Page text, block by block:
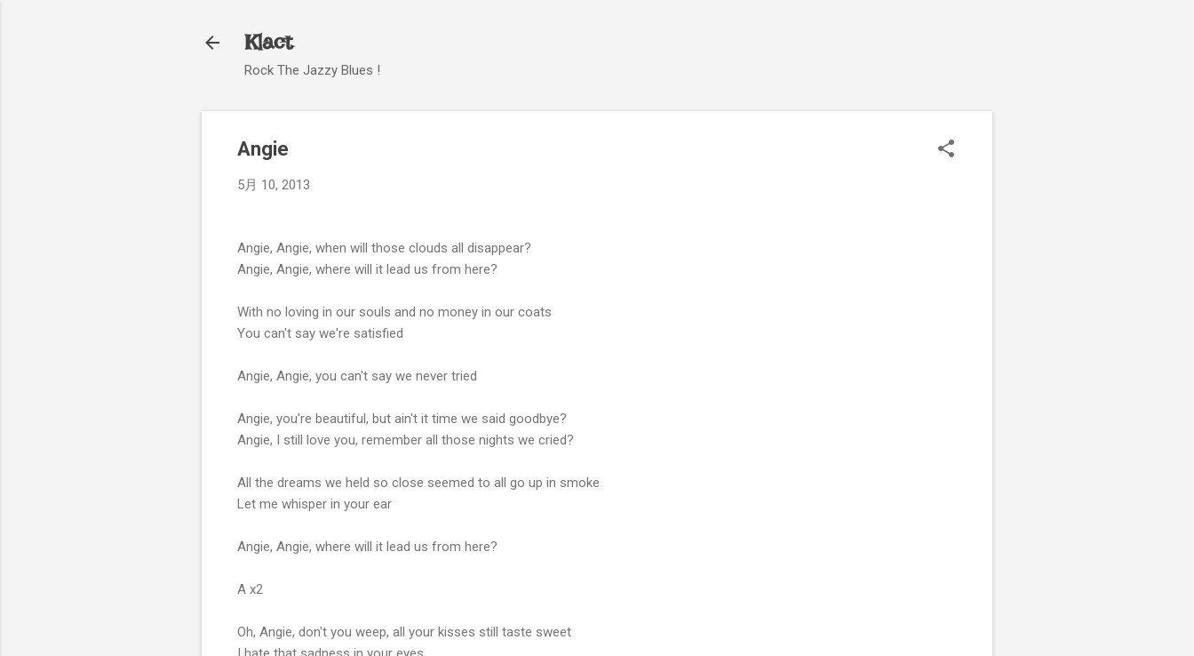
Klact
Rock The Jazzy Blues !
Angie
5月 10, 2013
Angie, Angie, when will those clouds all disappear?
Angie, Angie, where will it lead us from here?
With no loving in our souls and no money in our coats
You can't say we're satisfied
Angie, Angie, you can't say we never tried
Angie, you're beautiful, but ain't it time we said goodbye?
Angie, I still love you, remember all those nights we cried?
All the dreams we held so close seemed to all go up in smoke
Let me whisper in your ear
Angie, Angie, where will it lead us from here?
A x2
Oh, Angie, don't you weep, all your kisses still taste sweet